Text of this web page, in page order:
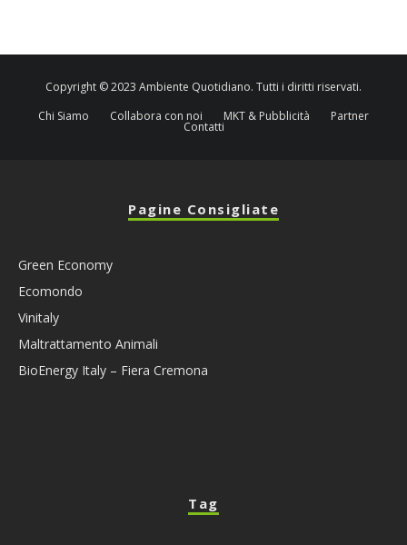
Copyright © 2023 Ambiente Quotidiano. Tutti i diritti riservati.
Chi Siamo
Collabora con noi MKT & Pubblicità Partner
Contatti
Pagine Consigliate
Green Economy
Ecomondo
Vinitaly
Maltrattamento Animali
BioEnergy Italy – Fiera Cremona
Tag